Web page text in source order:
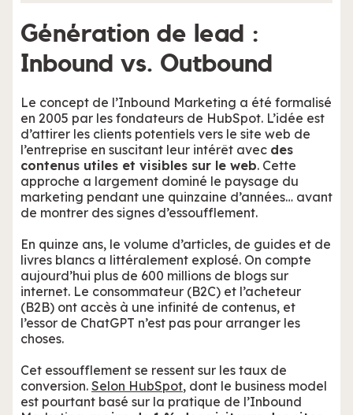
Génération de lead :
Inbound vs. Outbound
Le concept de l’Inbound Marketing a été formalisé
en 2005 par les fondateurs de HubSpot. L’idée est
d’attirer les clients potentiels vers le site web de
l’entreprise en suscitant leur intérêt avec des
contenus utiles et visibles sur le web. Cette
approche a largement dominé le paysage du
marketing pendant une quinzaine d’années… avant
de montrer des signes d’essoufflement.
En quinze ans, le volume d’articles, de guides et de
livres blancs a littéralement explosé. On compte
aujourd’hui plus de 600 millions de blogs sur
internet. Le consommateur (B2C) et l’acheteur
(B2B) ont accès à une infinité de contenus, et
l’essor de ChatGPT n’est pas pour arranger les
choses.
Cet essoufflement se ressent sur les taux de
conversion. Selon HubSpot, dont le business model
est pourtant basé sur la pratique de l’Inbound